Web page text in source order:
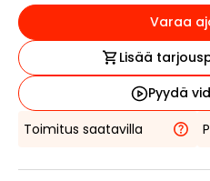
Varaa
Lisää
Pyydä
Toimitus saatavilla